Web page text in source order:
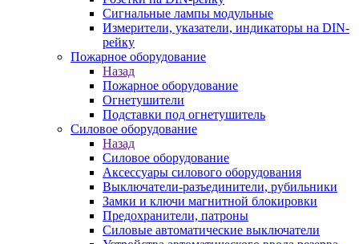
Сигнальные лампы модульные
Измерители, указатели, индикаторы на DIN-
рейку
Пожарное оборудование
Назад
Пожарное оборудование
Огнетушители
Подставки под огнетушитель
Силовое оборудование
Назад
Силовое оборудование
Аксессуары силового оборудования
Выключатели-разъединители, рубильники
Замки и ключи магнитной блокировки
Предохранители, патроны
Силовые автоматические выключатели